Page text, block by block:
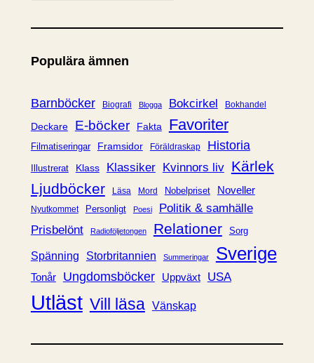
t
g
r
i
Populära ämnen
Barnböcker Biografi Blogga Bokcirkel Bokhandel
Deckare E-böcker Fakta Favoriter
Filmatiseringar Framsidor Föräldraskap Historia
Illustrerat Klass Klassiker Kvinnors liv Kärlek
Ljudböcker
Läsa Mord Nobelpriset Noveller
Nyutkommet Personligt Poesi
Politik & samhälle
Prisbelönt
Radioföljetongen Relationer Sorg
Spänning Storbritannien Summeringar Sverige
Tonår Ungdomsböcker Uppväxt USA
Utläst Vill läsa Vänskap